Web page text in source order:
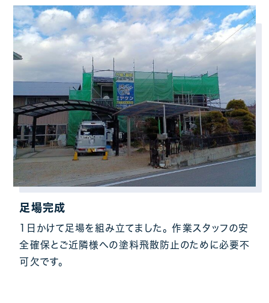
足場完成
1日かけて足場を組み立てました。 作業スタッフの安
全確保とご近隣様への塗料飛散防止のために必要不
可欠です。